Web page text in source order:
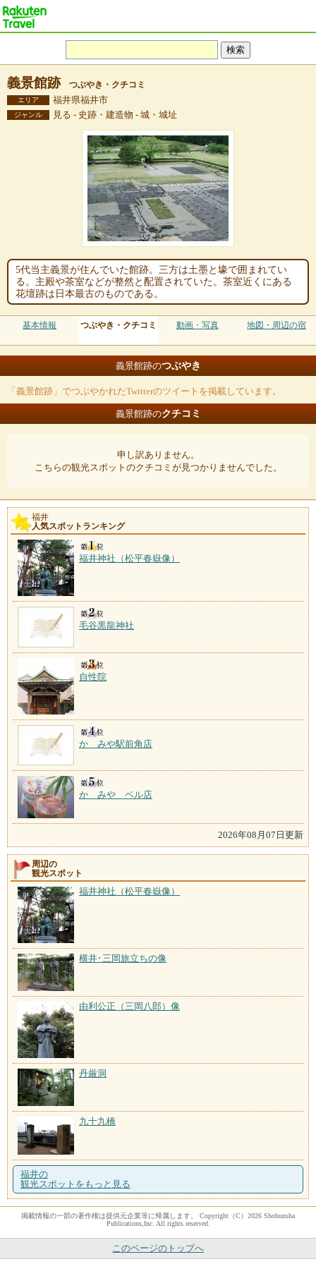
義景館跡 つぶやき・クチコミ
エリア 福井県福井市
ジャンル 見る - 史跡・建造物 - 城・城址
5代当主義景が住んでいた館跡。三方は土墨と壕で囲まれてい
る。主殿や茶室などが整然と配置されていた。茶室近くにある
花壇跡は日本最古のものである。
基本情報 つぶやき・クチコミ 動画・写真 地図・周辺の宿
義景館跡のつぶやき
「義景館跡」でつぶやかれたTwitterのツイートを掲載しています。
義景館跡のクチコミ
申し訳ありません。
こちらの観光スポットのクチコミが見つかりませんでした。
福井
人気スポットランキング
福井神社（松平春嶽像）
毛谷黒龍神社
自性院
かゞみや駅前角店
かゞみや ベル店
2026年08月07日更新
周辺の
観光スポット
福井神社（松平春嶽像）
横井･三岡旅立ちの像
由利公正（三岡八郎）像
丹厳洞
九十九橋
福井の
観光スポットをもっと見る
掲載情報の一部の著作権は提供元企業等に帰属します。 Copyright（C）2026 Shobunsha
Publications,Inc. All rights reserved.
このページのトップへ